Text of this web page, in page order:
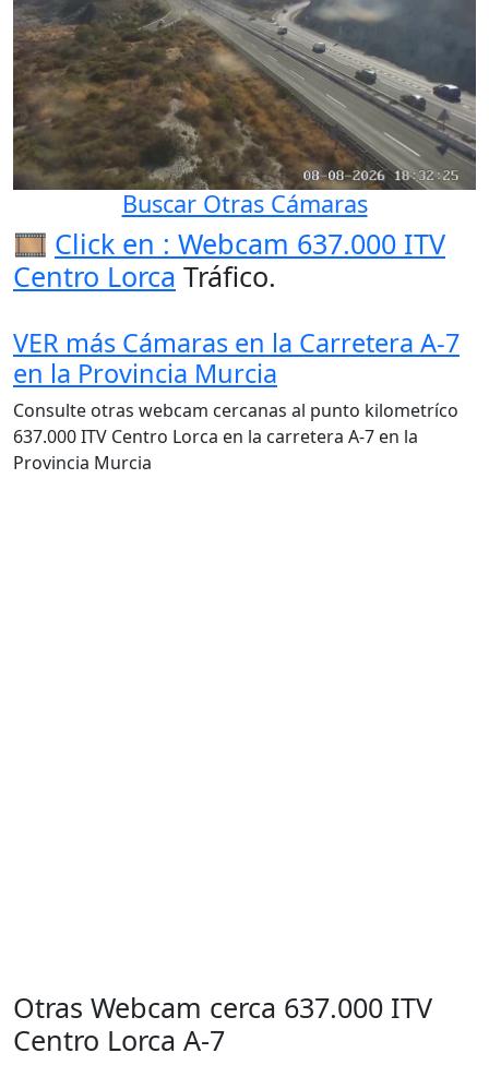
Buscar Otras Cámaras
🎞️ Click en : Webcam 637.000 ITV
Centro Lorca Tráfico.
VER más Cámaras en la Carretera A-7
en la Provincia Murcia
Consulte otras webcam cercanas al punto kilometríco
637.000 ITV Centro Lorca en la carretera A-7 en la
Provincia Murcia
Otras Webcam cerca 637.000 ITV
Centro Lorca A-7